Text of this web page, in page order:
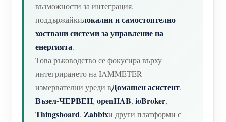
възможности за интеграция,
поддържайкилокални и самостоятелно
хоствани системи за управление на
енергията.
Това ръководство се фокусира върху
интегрирането на IAMMETER
измервателни уреди вДомашен асистент,
Възел-ЧЕРВЕН, openHAB, ioBroker,
Thingsboard, Zabbixи други платформи с